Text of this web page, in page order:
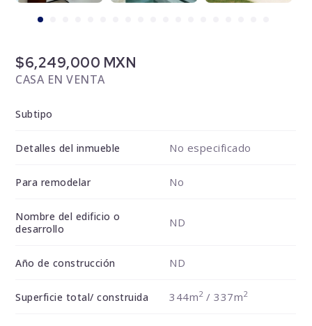
$6,249,000 MXN
CASA EN VENTA
Subtipo
Detalles del inmueble No especificado
Para remodelar No
Nombre del edificio o
desarrollo
ND
Año de construcción ND
Superficie total/ construida 344m2/ 337m2